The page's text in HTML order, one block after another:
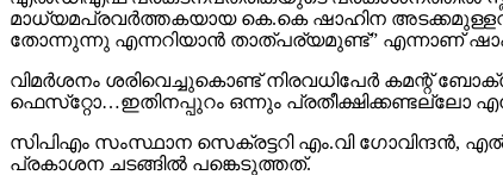
മാധ്യമപ്രവര്‍ത്തകയായ കെ.കെ ഷാഹിന
തോന്നുന്നു എന്നറിയാന്‍ താത്പര്യമുണ്ട്” എന്നാണ്
വിമര്‍ശനം ശരിവെച്ചുകൊണ്ട് നിരവധിപേര്‍ കമന്റ്
ഫെസ്‌റ്റോ…ഇതിനപ്പുറം ഒന്നും പ്രതീക്ഷിക്കണ്ടല്ലോ
സിപിഎം സംസ്ഥാന സെക്രട്ടറി എം.വി ഗോവിന്ദന്‍,
പ്രകാശന ചടങ്ങില്‍ പങ്കെടുത്തത്.